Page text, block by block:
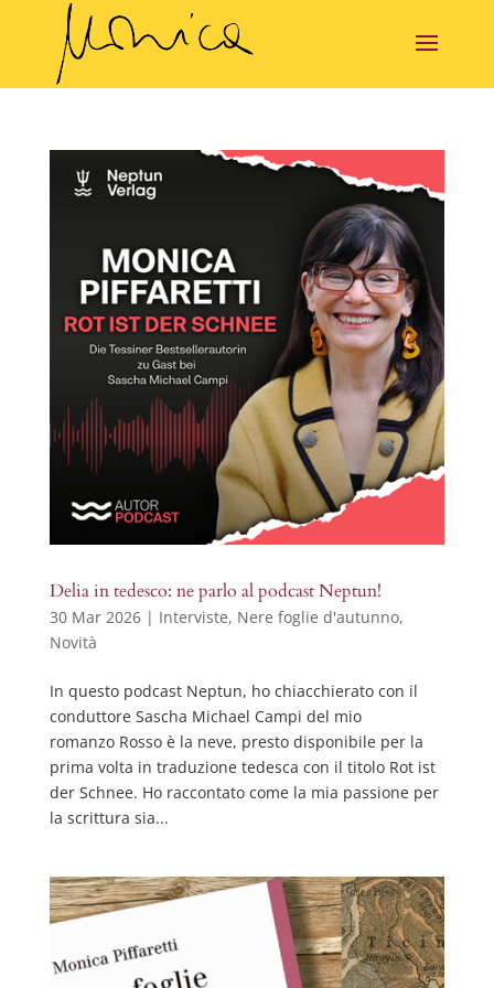
Delia in tedesco: ne parlo al podcast Neptun!
30 Mar 2026| Interviste, Nere foglie d'autunno,
Novità
In questo podcast Neptun, ho chiacchierato con il
conduttore Sascha Michael Campi del mio
romanzo Rosso è la neve, presto disponibile per la
prima volta in traduzione tedesca con il titolo Rot ist
der Schnee. Ho raccontato come la mia passione per
la scrittura sia...